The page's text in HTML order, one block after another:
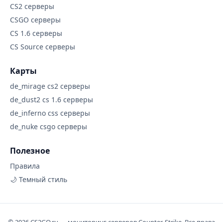
CS2 серверы
CSGO серверы
CS 1.6 серверы
CS Source серверы
Карты
de_mirage cs2 серверы
de_dust2 cs 1.6 серверы
de_inferno css серверы
de_nuke csgo серверы
Полезное
Правила
🌙 Темный стиль